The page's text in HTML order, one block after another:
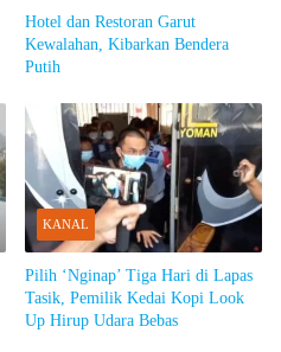
Hotel dan Restoran Garut
Kewalahan, Kibarkan Bendera
Putih
KANAL
Pilih ‘Nginap’ Tiga Hari di Lapas
Tasik, Pemilik Kedai Kopi Look
Up Hirup Udara Bebas